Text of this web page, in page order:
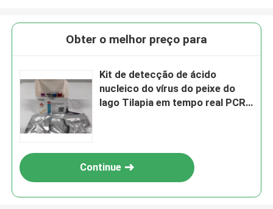
Obter o melhor preço para
Kit de detecção de ácido
nucleico do vírus do peixe do
lago Tilapia em tempo real PCR
Continue